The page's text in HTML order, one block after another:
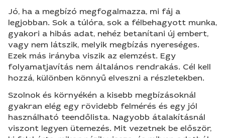
Jó, ha a megbízó megfogalmazza, mi fáj a
legjobban. Sok a túlóra, sok a félbehagyott munka,
gyakori a hibás adat, nehéz betanítani új embert,
vagy nem látszik, melyik megbízás nyereséges.
Ezek más irányba viszik az elemzést. Egy
folyamatjavítás nem általános rendrakás. Cél kell
hozzá, különben könnyű elveszni a részletekben.
Szolnok és környékén a kisebb megbízásoknál
gyakran elég egy rövidebb felmérés és egy jól
használható teendőlista. Nagyobb átalakításnál
viszont legyen ütemezés. Mit vezetnek be először,